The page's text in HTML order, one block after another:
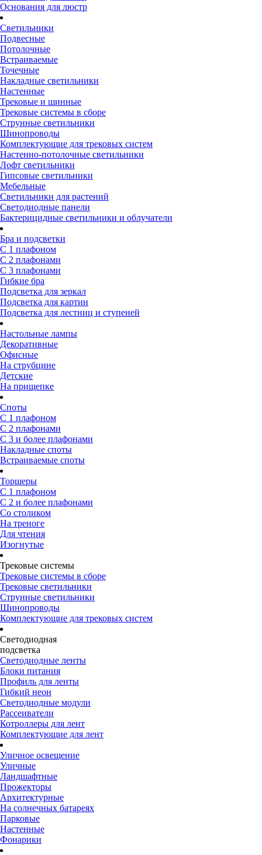
Основания для люстр
Светильники
Подвесные
Потолочные
Встраиваемые
Точечные
Накладные светильники
Настенные
Трековые и шинные
Трековые системы в сборе
Струнные светильники
Шинопроводы
Комплектующие для трековых систем
Настенно-потолочные светильники
Лофт светильники
Гипсовые светильники
Мебельные
Светильники для растений
Светодиодные панели
Бактерицидные светильники и облучатели
Бра и подсветки
С 1 плафоном
С 2 плафонами
С 3 плафонами
Гибкие бра
Подсветка для зеркал
Подсветка для картин
Подсветка для лестниц и ступеней
Настольные лампы
Декоративные
Офисные
На струбцине
Детские
На прищепке
Споты
С 1 плафоном
С 2 плафонами
С 3 и более плафонами
Накладные споты
Встраиваемые споты
Торшеры
С 1 плафоном
С 2 и более плафонами
Со столиком
На треноге
Для чтения
Изогнутые
Трековые системы
Трековые системы в сборе
Трековые светильники
Струнные светильники
Шинопроводы
Комплектующие для трековых систем
Светодиодная
подсветка
Светодиодные ленты
Блоки питания
Профиль для ленты
Гибкий неон
Светодиодные модули
Рассеиватели
Котроллеры для лент
Комплектующие для лент
Уличное освещение
Уличные
Ландшафтные
Прожекторы
Архитектурные
На солнечных батареях
Парковые
Настенные
Фонарики